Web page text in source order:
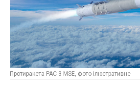
Протиракета PAC-3 MSE, фото ілюстративне